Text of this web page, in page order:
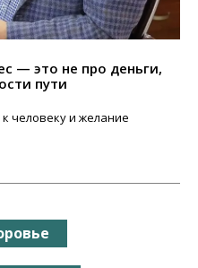
— это не про деньги,
пути
человеку и желание